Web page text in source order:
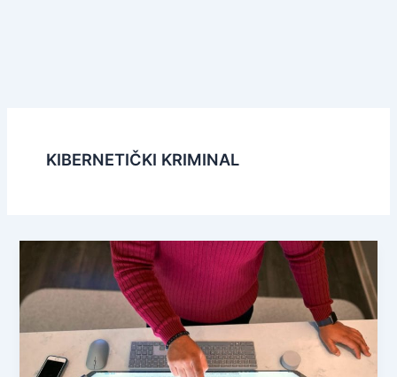
KIBERNETIČKI KRIMINAL